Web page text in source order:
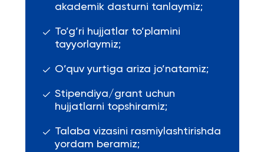
akademik dasturni tanlaymiz;
To’g’ri hujjatlar to’plamini
tayyorlaymiz;
O’quv yurtiga ariza jo’natamiz;
Stipendiya/grant uchun
hujjatlarni topshiramiz;
Talaba vizasini rasmiylashtirishda
yordam beramiz;